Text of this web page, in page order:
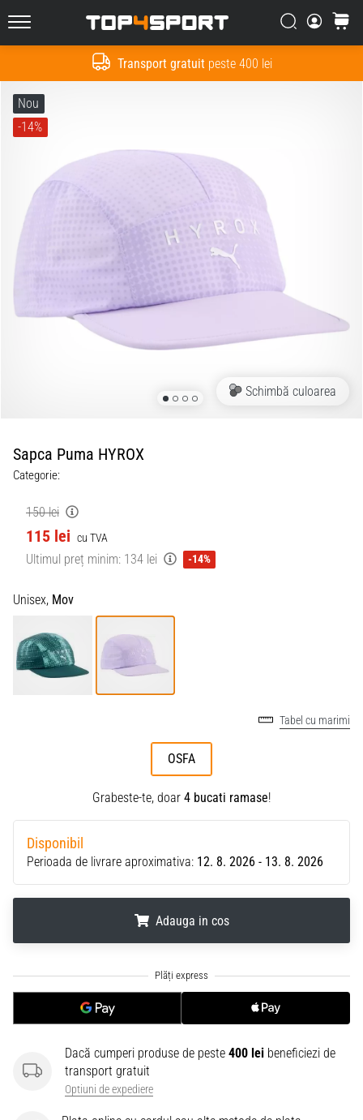
Transport gratuitpeste 400 lei
Top4Sport.ro Căutare
Cos
Nou
-14%
Schimbă culoarea
Sapca Puma HYROX
Categorie:
150 lei
115 lei cu TVA
Ultimul preț minim: 134 lei -14%
Unisex, Mov
Tabel cu marimi
OSFA
Grabeste-te, doar 4 bucati ramase!
Disponibil
Perioada de livrare aproximativa: 12. 8. 2026 - 13. 8. 2026
Adauga in cos
Dacă cumperi produse de peste 400 lei beneficiezi de
transport gratuit
Optiuni de expediere